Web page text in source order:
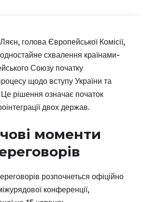
голова Європейської Комісії,
схвалення країнами-
Союзу початку
щодо вступу України та
рішення означає початок
двох держав.
моменти
розпочнеться офіційно
конференції,